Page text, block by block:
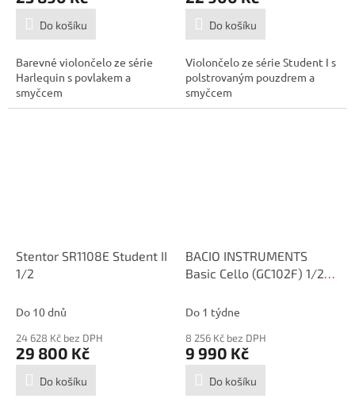
Do košíku
Barevné violončelo ze série
Harlequin s povlakem a
smyčcem
Do košíku
Violončelo ze série Student I s
polstrovaným pouzdrem a
smyčcem
Stentor SR1108E Student II
1/2
Do 10 dnů
24 628 Kč bez DPH
29 800 Kč
Do košíku
BACIO INSTRUMENTS
Basic Cello (GC102F) 1/2
Do 1 týdne
8 256 Kč bez DPH
9 990 Kč
Do košíku